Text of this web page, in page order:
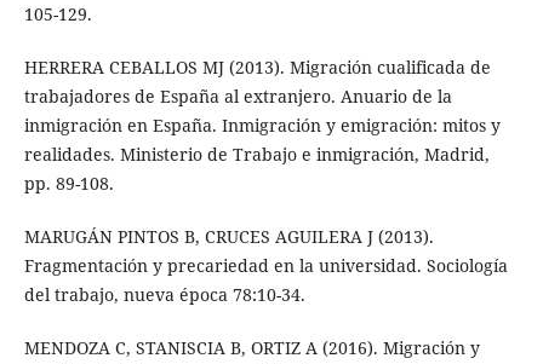
105-129.
HERRERA CEBALLOS MJ (2013). Migración cualificada de
trabajadores de España al extranjero. Anuario de la
inmigración en España. Inmigración y emigración: mitos y
realidades. Ministerio de Trabajo e inmigración, Madrid,
pp. 89-108.
MARUGÁN PINTOS B, CRUCES AGUILERA J (2013).
Fragmentación y precariedad en la universidad. Sociología
del trabajo, nueva época 78:10-34.
MENDOZA C, STANISCIA B, ORTIZ A (2016). Migración y